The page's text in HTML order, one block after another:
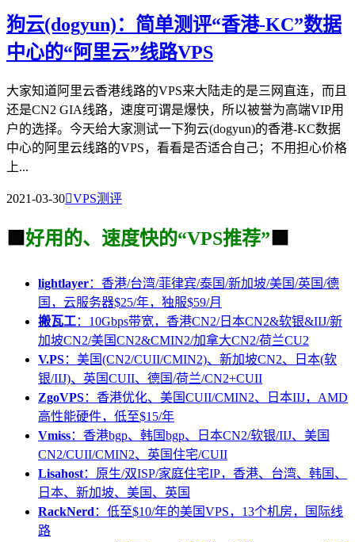
狗云(dogyun)：简单测评“香港-KC”数据
中心的“阿里云”线路VPS
大家知道阿里云香港线路的VPS来大陆走的是三网直连，而且
还是CN2 GIA线路，速度可谓是爆快，所以被誉为高端VIP用
户的选择。今天给大家测试一下狗云(dogyun)的香港-KC数据
中心的阿里云线路的VPS，看看是否适合自己；不用担心价格
上...
2021-03-30VPS测评
🟩 好用的、速度快的“VPS推荐” 🟩
lightlayer：香港/台湾/菲律宾/泰国/新加坡/美国/英国/德
国，云服务器$25/年，独服$59/月
搬瓦工：10Gbps带宽，香港CN2/日本CN2&软银&IIJ/新
加坡CN2/美国CN2&CMIN2/加拿大CN2/荷兰CU2
V.PS：美国(CN2/CUII/CMIN2)、新加坡CN2、日本(软
银/IIJ)、英国CUII、德国/荷兰/CN2+CUII
ZgoVPS：香港优化、美国CUII/CMIN2、日本IIJ，AMD
高性能硬件，低至$15/年
Vmiss：香港bgp、韩国bgp、日本CN2/软银/IIJ、美国
CN2/CUII/CMIN2、英国住宅/CUII
Lisahost：原生/双ISP/家庭住宅IP，香港、台湾、韩国、
日本、新加坡、美国、英国
RackNerd ：低至$10/年的美国VPS，13个机房，国际线
路